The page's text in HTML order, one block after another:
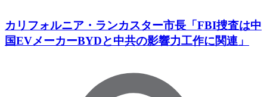
カリフォルニア・ランカスター市長「FBI捜査は中
国EVメーカーBYDと中共の影響力工作に関連」